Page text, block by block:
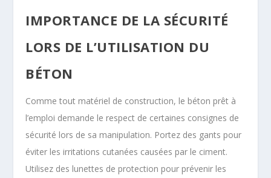
IMPORTANCE DE LA SÉCURITÉ
LORS DE L’UTILISATION DU
BÉTON
Comme tout matériel de construction, le béton prêt à
l’emploi demande le respect de certaines consignes de
sécurité lors de sa manipulation. Portez des gants pour
éviter les irritations cutanées causées par le ciment.
Utilisez des lunettes de protection pour prévenir les